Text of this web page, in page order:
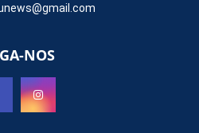
NOS